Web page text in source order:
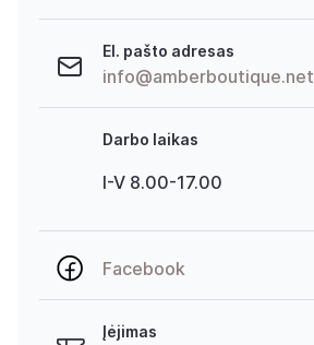
El. pašto adresas
info@amberboutique.net
Darbo laikas
I-V 8.00-17.00
Facebook
Įėjimas